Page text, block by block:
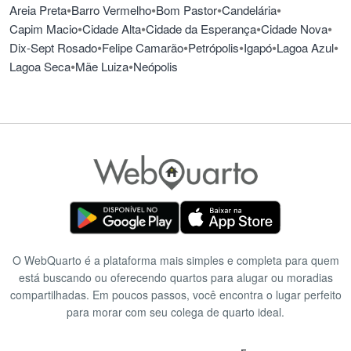
maior parte dos estrangeiros, o número de apreensões de drogas
não diminuiu significativamente, assim como aconteceu com o
número de prostitutas que avolumavam-se nas ruas e avenidas do
bairro[carece de fontes?]. Está localizada no bairro de Ponta
Estado, que transformou-se, com a deflagração da atividade
da capital potiguar[carece de fontes?].
Areia Preta•Barro Vermelho•Bom Pastor•Candelária•
Capim Macio•Cidade Alta•Cidade da Esperança•Cidade Nova•
Dix-Sept Rosado•Felipe Camarão•Petrópolis•Igapó•Lagoa Azul•
Lagoa Seca•Mãe Luiza•Neópolis
O WebQuarto é a plataforma mais simples e completa para quem
está buscando ou oferecendo quartos para alugar ou moradias
compartilhadas. Em poucos passos, você encontra o lugar perfeito
para morar com seu colega de quarto ideal.